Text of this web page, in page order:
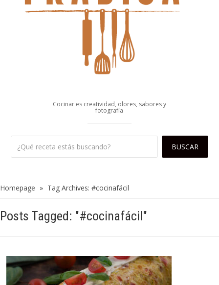
Cocinar es creatividad, olores, sabores y
fotografía
Homepage » Tag Archives: #cocinafácil
Posts Tagged: "#cocinafácil"